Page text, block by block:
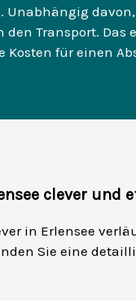
Unabhängig
den Transport.
Kosten für einen
clever und
in Erlensee
Sie eine